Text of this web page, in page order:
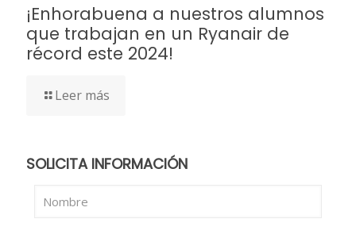
¡Enhorabuena a nuestros alumnos
que trabajan en un Ryanair de
récord este 2024!
Leer más
SOLICITA INFORMACIÓN